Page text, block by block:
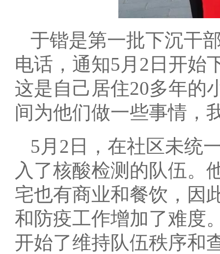
于锴是第一批下沉干
电话，通知5月2日开始
这是自己居住20多年的
间为他们做一些事情，
5月2日，在社区未统
入了核酸检测的队伍。
宅也有商业和餐饮，因
和防疫工作增加了难度
开始了维持队伍秩序和